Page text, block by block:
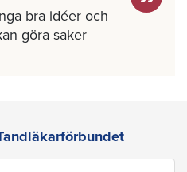
bra idéer och
göra saker